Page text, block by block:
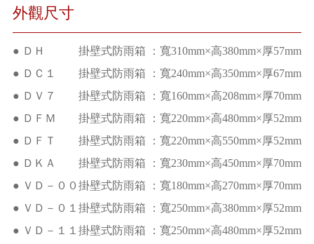
外觀尺寸
● ＤＨ 掛壁式防雨箱 ：寬310mm×高380mm×厚57mm
● ＤＣ１ 掛壁式防雨箱 ：寬240mm×高350mm×厚67mm
● ＤＶ７ 掛壁式防雨箱 ：寬160mm×高208mm×厚70mm
● ＤＦＭ 掛壁式防雨箱 ：寬220mm×高480mm×厚52mm
● ＤＦＴ 掛壁式防雨箱 ：寬220mm×高550mm×厚52mm
● ＤＫＡ 掛壁式防雨箱 ：寬230mm×高450mm×厚70mm
● ＶＤ－００掛壁式防雨箱 ：寬180mm×高270mm×厚70mm
● ＶＤ－０１掛壁式防雨箱 ：寬250mm×高380mm×厚52mm
● ＶＤ－１１掛壁式防雨箱 ：寬250mm×高480mm×厚52mm